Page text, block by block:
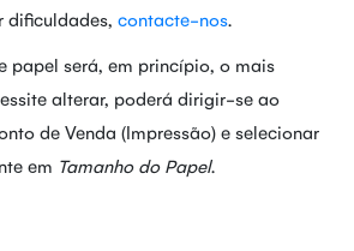
dificuldades,contacte-nos.
papel será, em princípio, o mais
alterar, poderá dirigir-se ao
de Venda (Impressão) e selecionar
em Tamanho do Papel.